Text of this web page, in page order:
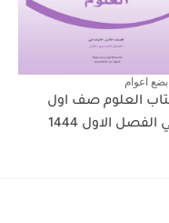
اعوام
العلوم صف اول
الفصل الاول 1444